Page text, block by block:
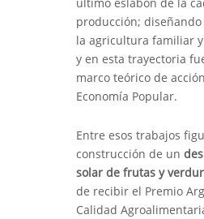
producción;
la agricultura familiar
y en esta trayectoria
marco teórico de
Economía Popular.
Entre esos trabajos
construcción de un
solar de frutas y
de recibir el Premio
Calidad